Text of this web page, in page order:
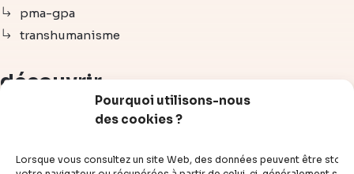
Pourquoi utilisons-nous
des cookies ?
Lorsque vous consultez un site Web, des données peuvent être
pma-gpa
transhumanisme
découvrir
dossiers